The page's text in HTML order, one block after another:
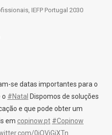
IEFP Portugal 2030
se datas importantes para o
o #Natal Dispomos de soluções
e que pode obter um
em copinow.pt #Copinow
0iOViGiXTn